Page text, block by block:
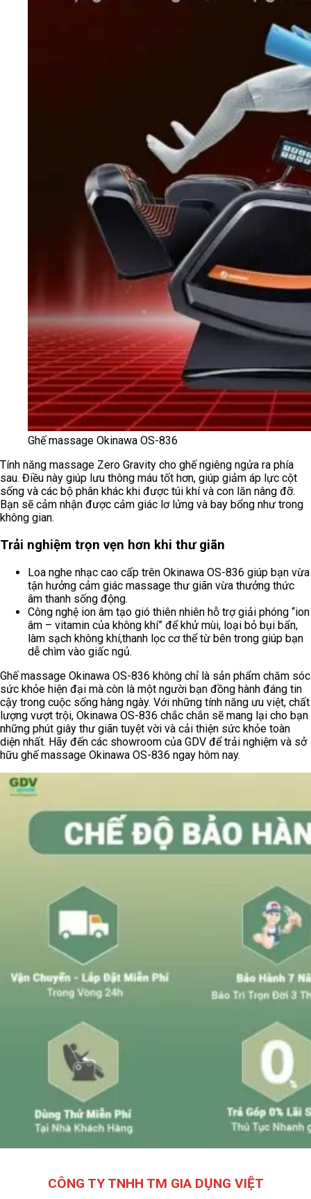
Ghế massage Okinawa OS-836
Tính năng massage Zero Gravity cho ghế ngiêng ngửa ra phía
sau. Điều này giúp lưu thông máu tốt hơn, giúp giảm áp lực cột
sống và các bộ phân khác khi được túi khí và con lăn nâng đỡ.
Bạn sẽ cảm nhận được cảm giác lơ lửng và bay bổng như trong
không gian.
Trải nghiệm trọn vẹn hơn khi thư giãn
Loa nghe nhạc cao cấp trên Okinawa OS-836 giúp bạn vừa
tận hưởng cảm giác massage thư giãn vừa thưởng thức
âm thanh sống động.
Công nghệ ion âm tạo gió thiên nhiên hỗ trợ giải phóng “ion
âm – vitamin của không khí” để khử mùi, loại bỏ bụi bẩn,
làm sạch không khí,thanh lọc cơ thể từ bên trong giúp bạn
dễ chìm vào giấc ngủ.
Ghế massage Okinawa OS-836 không chỉ là sản phẩm chăm sóc
sức khỏe hiện đại mà còn là một người bạn đồng hành đáng tin
cậy trong cuộc sống hàng ngày. Với những tính năng ưu việt, chất
lượng vượt trội, Okinawa OS-836 chắc chắn sẽ mang lại cho bạn
những phút giây thư giãn tuyệt vời và cải thiện sức khỏe toàn
diện nhất. Hãy đến các showroom của GDV để trải nghiệm và sở
hữu ghế massage Okinawa OS-836 ngay hôm nay.
CÔNG TY TNHH TM GIA DỤNG VIỆT